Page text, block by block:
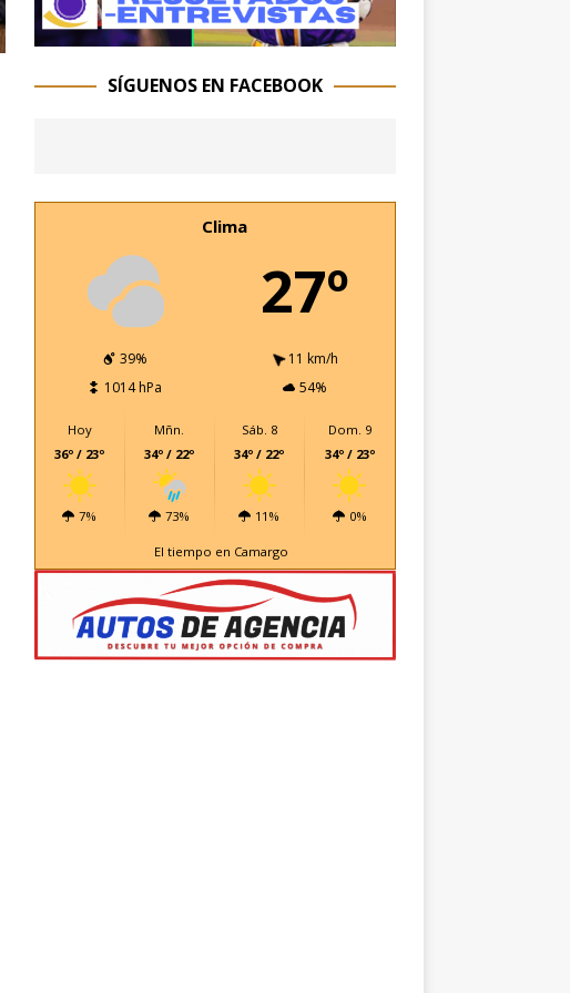
SÍGUENOS EN FACEBOOK
Clima
27º
39%
11 km/h
1014 hPa
54%
Hoy
36º / 23º
7%
Mñn.
34º / 22º
73%
Sáb. 8
34º / 22º
11%
Dom. 9
34º / 23º
0%
El tiempo en Camargo